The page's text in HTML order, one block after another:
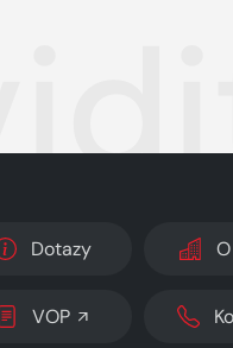
Dotazy
VOP